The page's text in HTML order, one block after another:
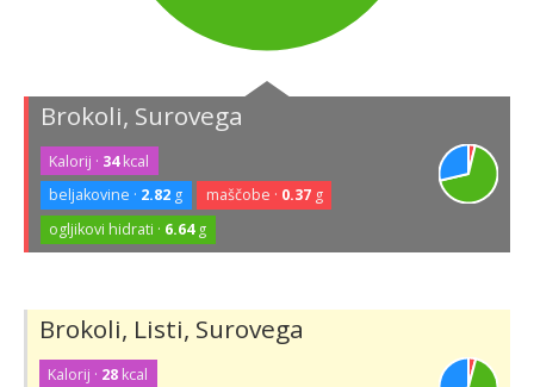
Brokoli, Surovega
Kalorij · 34kcal
beljakovine · 2.82 g maščobe · 0.37g
ogljikovi hidrati · 6.64g
Brokoli, Listi, Surovega
Kalorij · 28 kcal